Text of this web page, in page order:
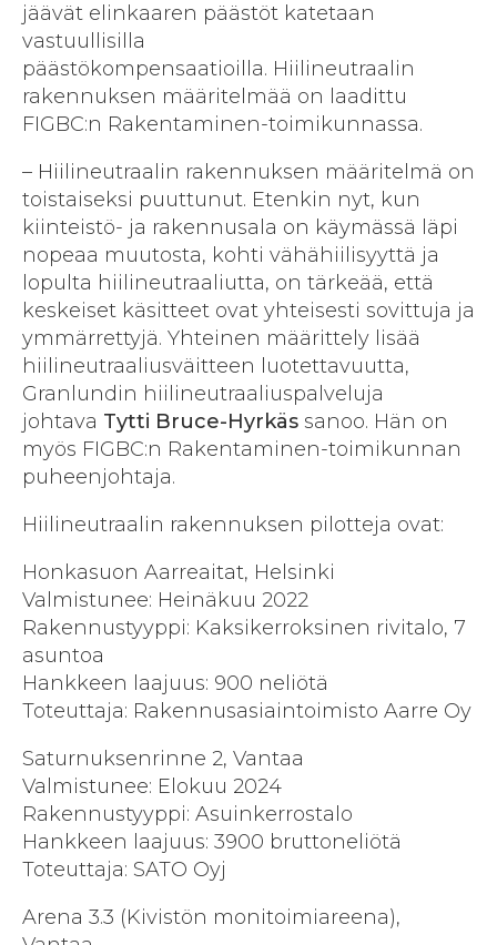
jäävät elinkaaren päästöt katetaan
vastuullisilla
päästökompensaatioilla. Hiilineutraalin
rakennuksen määritelmää on laadittu
FIGBC:n Rakentaminen-toimikunnassa.
– Hiilineutraalin rakennuksen määritelmä on
toistaiseksi puuttunut. Etenkin nyt, kun
kiinteistö- ja rakennusala on käymässä läpi
nopeaa muutosta, kohti vähähiilisyyttä ja
lopulta hiilineutraaliutta, on tärkeää, että
keskeiset käsitteet ovat yhteisesti sovittuja ja
ymmärrettyjä. Yhteinen määrittely lisää
hiilineutraaliusväitteen luotettavuutta,
Granlundin hiilineutraaliuspalveluja
johtava Tytti Bruce-Hyrkäs sanoo. Hän on
myös FIGBC:n Rakentaminen-toimikunnan
puheenjohtaja.
Hiilineutraalin rakennuksen pilotteja ovat:
Honkasuon Aarreaitat, Helsinki
Valmistunee: Heinäkuu 2022
Rakennustyyppi: Kaksikerroksinen rivitalo, 7
asuntoa
Hankkeen laajuus: 900 neliötä
Toteuttaja: Rakennusasiaintoimisto Aarre Oy
Saturnuksenrinne 2, Vantaa
Valmistunee: Elokuu 2024
Rakennustyyppi: Asuinkerrostalo
Hankkeen laajuus: 3900 bruttoneliötä
Toteuttaja: SATO Oyj
Arena 3.3 (Kivistön monitoimiareena),